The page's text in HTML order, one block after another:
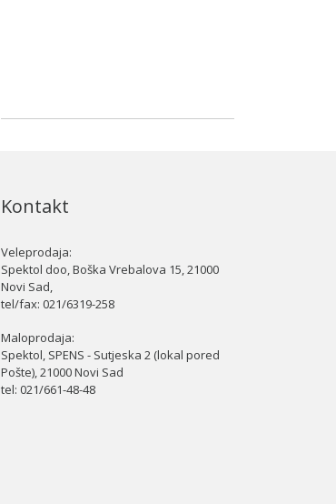
Kontakt
Veleprodaja:
Spektol doo, Boška Vrebalova 15, 21000
Novi Sad,
tel/fax: 021/6319-258
Maloprodaja:
Spektol, SPENS - Sutjeska 2 (lokal pored
Pošte), 21000 Novi Sad
tel: 021/661-48-48